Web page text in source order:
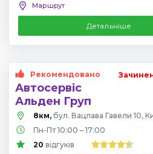
Маршрут
Детальніше
Рекомендовано
Автосервіс
Альден Груп
8км, бул. Вацлава Гавели 10,
Пн-Пт 10:00 – 17:00
20 відгуків